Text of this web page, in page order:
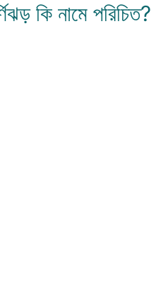
কি নামে পরিচিত?